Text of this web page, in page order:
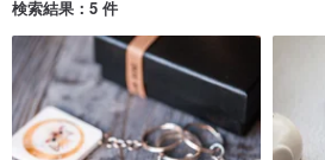
検索結果：5 件